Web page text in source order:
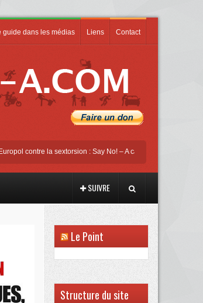
guide dans les médias Liens Contact
la sextorsion : Say No! – A campaign against online
SUIVRE
Le Point
Structure du site